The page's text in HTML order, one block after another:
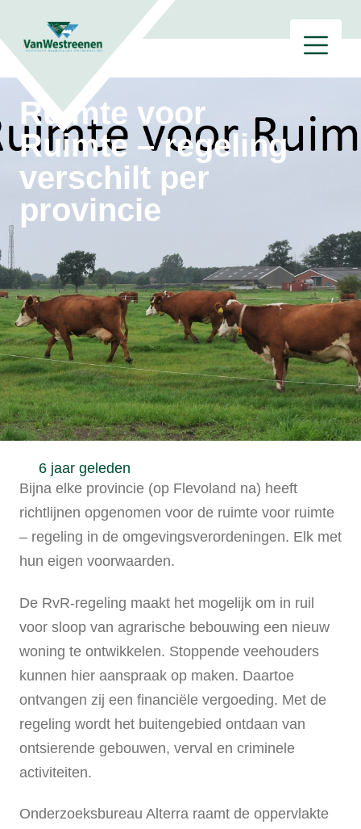
Ruimte voor
Ruimte – regeling
verschilt per
provincie
6 jaar geleden
Bijna elke provincie (op Flevoland na) heeft
richtlijnen opgenomen voor de ruimte voor ruimte
– regeling in de omgevingsverordeningen. Elk met
hun eigen voorwaarden.
De RvR-regeling maakt het mogelijk om in ruil
voor sloop van agrarische bebouwing een nieuw
woning te ontwikkelen. Stoppende veehouders
kunnen hier aanspraak op maken. Daartoe
ontvangen zij een financiële vergoeding. Met de
regeling wordt het buitengebied ontdaan van
ontsierende gebouwen, verval en criminele
activiteiten.
Onderzoeksbureau Alterra raamt de oppervlakte